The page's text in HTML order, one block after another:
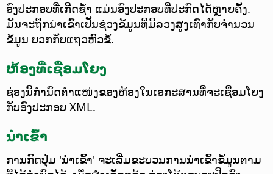
ອົງປະກອບທີ່ເກີດຊ້ຳ ແມ່ນອົງປະກອບທີ່ປະກົດໄດ້ຫຼາຍຄັ້ງ.
ມັນຈະຖືກນຳເຂົ້າເປັນຊ່ວງຂໍ້ມູນທີ່ມີລວງສູງເທົ່າກັບຈຳນວນ
ຂໍ້ມູນ ບວກກັບແຖວຫົວຂໍ້.
ຫ້ອງທີ່ເຊື່ອມໂຍງ
ຊ່ອງນີ້ກຳນົດຕຳແໜ່ງຂອງຫ້ອງໃນເອກະສານທີ່ຈະເຊື່ອມໂຍງ
ກັບອົງປະກອບ XML.
ນຳເຂົ້າ
ການກົດປຸ່ມ 'ນຳເຂົ້າ' ຈະເລີ່ມຂະບວນການນຳເຂົ້າຂໍ້ມູນຕາມ